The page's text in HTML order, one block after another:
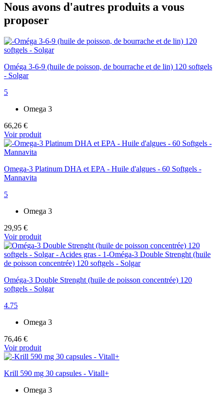
Nous avons d'autres produits a vous
proposer
Oméga 3-6-9 (huile de poisson, de bourrache et de lin) 120 softgels
- Solgar
5
Omega 3
66,26 €
Voir produit
Omega-3 Platinum DHA et EPA - Huile d'algues - 60 Softgels -
Mannavita
5
Omega 3
29,95 €
Voir produit
Oméga-3 Double Strenght (huile de poisson concentrée) 120
softgels - Solgar
4.75
Omega 3
76,46 €
Voir produit
Krill 590 mg 30 capsules - Vitall+
Omega 3